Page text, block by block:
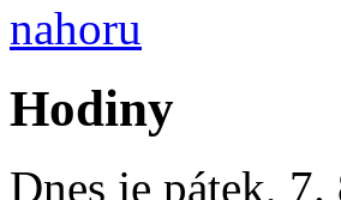
nahoru
Hodiny
Dnes je pátek, 7.